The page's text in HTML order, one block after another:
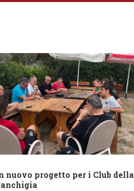
nuovo progetto per i Club della